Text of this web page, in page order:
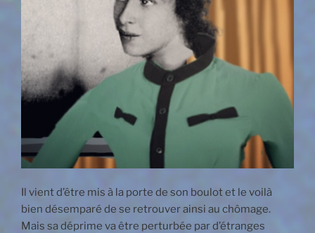
Il vient d’être mis à la porte de son boulot et le voilà
bien désemparé de se retrouver ainsi au chômage.
Mais sa déprime va être perturbée par d’étranges